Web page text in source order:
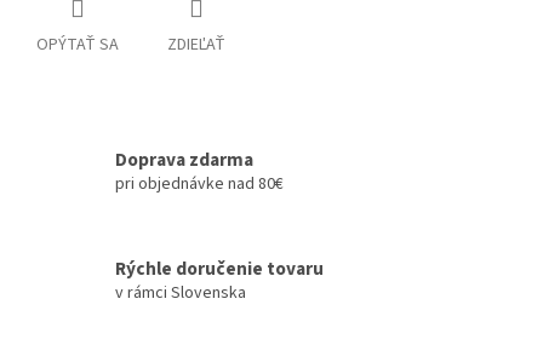
OPÝTAŤ SA ZDIEĽAŤ
Doprava zdarma
pri objednávke nad 80€
Rýchle doručenie tovaru
v rámci Slovenska